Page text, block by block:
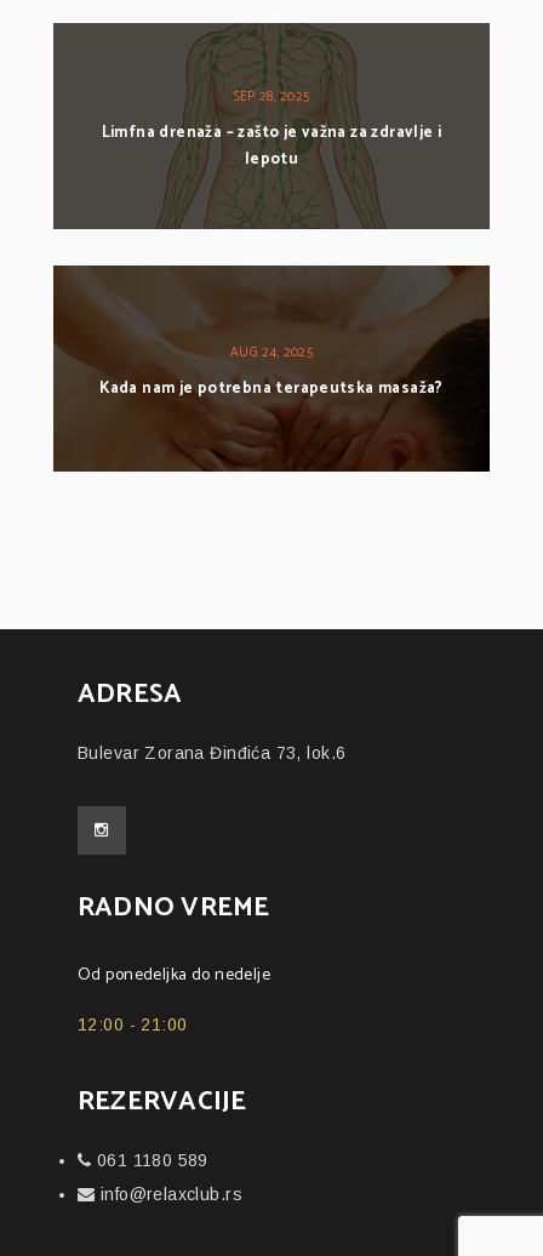
SEP 28, 2025
Limfna drenaža – zašto je važna za zdravlje i
lepotu
AUG 24, 2025
Kada nam je potrebna terapeutska masaža?
ADRESA
Bulevar Zorana Đinđića 73, lok.6
RADNO VREME
Od ponedeljka do nedelje
12:00 - 21:00
REZERVACIJE
061 1180 589
info@relaxclub.rs